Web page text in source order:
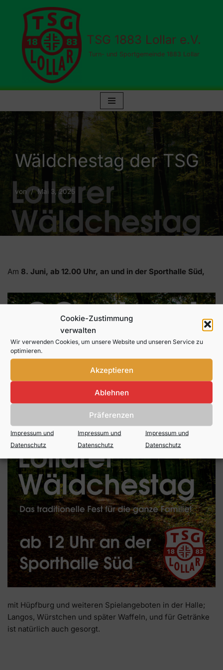
Cookie-Zustimmung
verwalten
Wir verwenden Cookies, um unsere Website und unseren Service zu
optimieren.
Akzeptieren
Ablehnen
Präferenzen
Impressum und
Datenschutz
Impressum und
Datenschutz
Impressum und
Datenschutz
Inhalt
springen
TSG 1883 Lollar e.V.
Turn- und Sportgemeinde 1883 Lollar
Wäldchestag der TSG
von Mai 3, 2025
Am 8. Juni, ab 12.00 Uhr, an und in der Sporthalle Süd,
mit Hüpfburg und weiteren Spielangeboten in der Halle;
Langos, Würstchen und später Waffeln, und für Getränke
ist natürlich auch gesorgt.